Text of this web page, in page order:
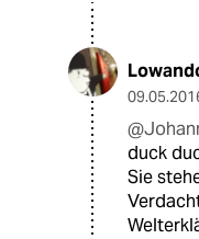
duck
Sie